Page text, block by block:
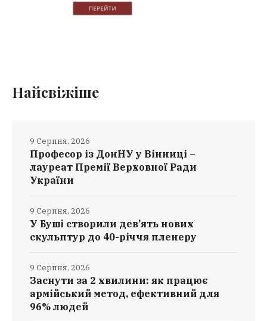
Найсвіжіше
Професор із ДонНУ у Вінниці –
лауреат Премії Верховної Ради
України
9 Серпня, 2026
У Буші створили дев’ять нових
скульптур до 40-річчя пленеру
9 Серпня, 2026
Заснути за 2 хвилини: як працює
армійський метод, ефективний для
96% людей
9 Серпня, 2026